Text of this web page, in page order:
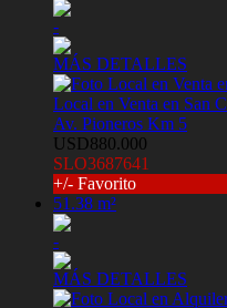
-
MÁS DETALLES
Local en Venta en San
Av. Pioneros Km 5
USD880.000
SLO3687641
+/- Favorito
51.38 m²
-
MÁS DETALLES